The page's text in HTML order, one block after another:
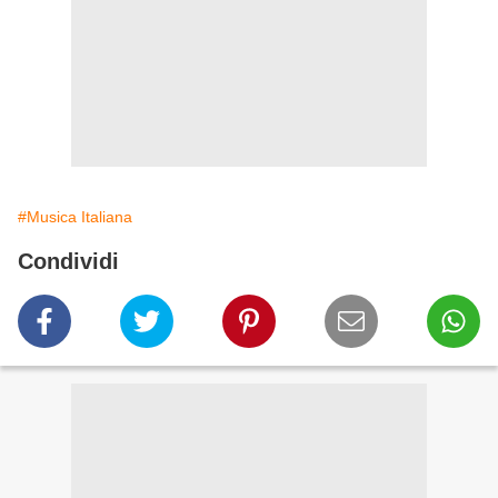
#Musica Italiana
Condividi